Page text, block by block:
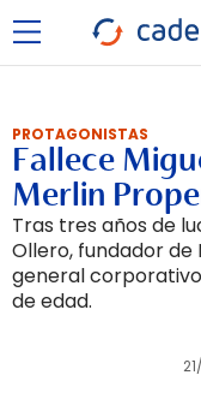
PROTAGONISTAS
Fallece
Merlin
Tras tres años de
Ollero, fundador
general
de edad.